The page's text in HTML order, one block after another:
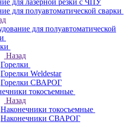
для лазерной резки с ЧПУ
для полуавтоматической сварки
для полуавтоматической
Назад
Горелки
Горелки Weldestar
Горелки СВАРОГ
токосъемные
Назад
Наконечники токосъемные
Наконечники СВАРОГ